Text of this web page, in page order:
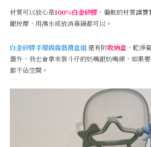
材質可以放心是100%白金矽膠 ，偏軟的材質讓
齦按摩，用沸水或放消毒鍋都可以。
白金矽膠手環固齒器禮盒組還有附收納盒 ，乾淨
器外，我也會拿來裝斗仔的奶嘴跟奶嘴練，如果
都不佔空間。